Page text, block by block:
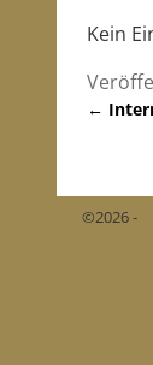
Kein
←
©2026 -